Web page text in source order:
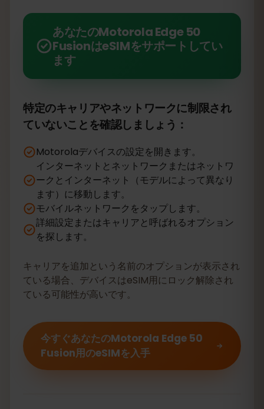
あなたのMotorola Edge 50
FusionはeSIMをサポートしてい
ます
特定のキャリアやネットワークに制限され
ていないことを確認しましょう：
Motorolaデバイスの設定を開きます。
インターネットとネットワークまたはネットワ
ークとインターネット（モデルによって異なり
ます）に移動します。
モバイルネットワークをタップします。
詳細設定またはキャリアと呼ばれるオプション
を探します。
キャリアを追加という名前のオプションが表示され
ている場合、デバイスはeSIM用にロック解除され
ている可能性が高いです。
今すぐあなたのMotorola Edge 50
Fusion用のeSIMを入手